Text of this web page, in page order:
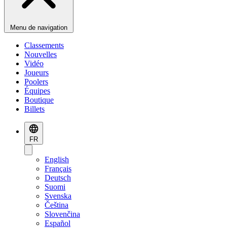
Menu de navigation
Classements
Nouvelles
Vidéo
Joueurs
Poolers
Équipes
Boutique
Billets
FR
English
Français
Deutsch
Suomi
Svenska
Čeština
Slovenčina
Español